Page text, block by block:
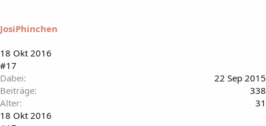
JosiPhinchen
18 Okt 2016
#17
Dabei
22 Sep 2015
Beiträge
338
Alter
31
18 Okt 2016